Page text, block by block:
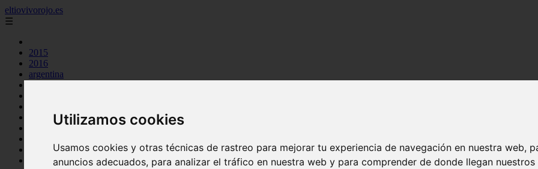
Utilizamos cookies
Usamos cookies y otras técnicas de rastreo para mejorar tu experiencia de navegación en nuestra web,
anuncios adecuados, para analizar el tráfico en nuestra web y para comprender de donde llegan nuestros
eltiovivorojo.es
☰
2015
2016
argentina
huevos
mariscos
postres
producto